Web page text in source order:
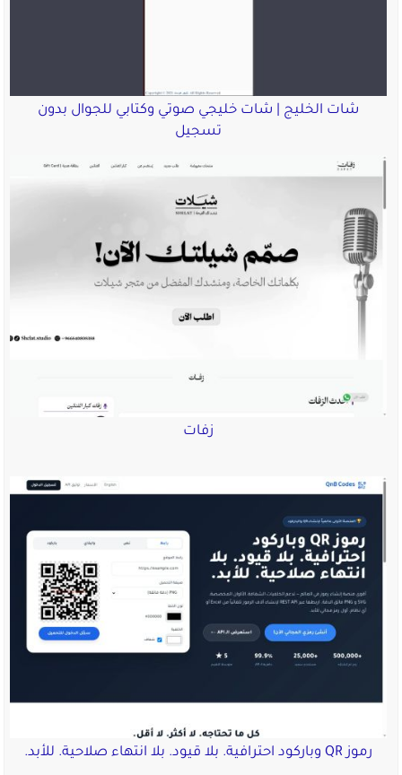
شات الخليج | شات خليجي صوتي وكتابي للجوال بدون
تسجيل
زفات
رموز QR وباركود احترافية. بلا قيود. بلا انتهاء صلاحية. للأبد.